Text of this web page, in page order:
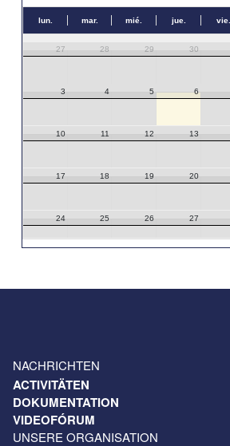
lun. mar. mié. jue. vie.
27 28 29 30
3 4 5 6
10 11 12 13
17 18 19 20
24 25 26 27
NACHRICHTEN
ACTIVITÄTEN
DOKUMENTATION
VIDEOFÓRUM
UNSERE ORGANISATION